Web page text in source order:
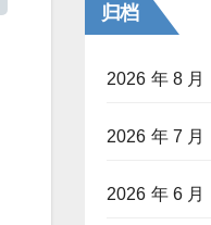
归档
2026 年 8 月
2026 年 7 月
2026 年 6 月